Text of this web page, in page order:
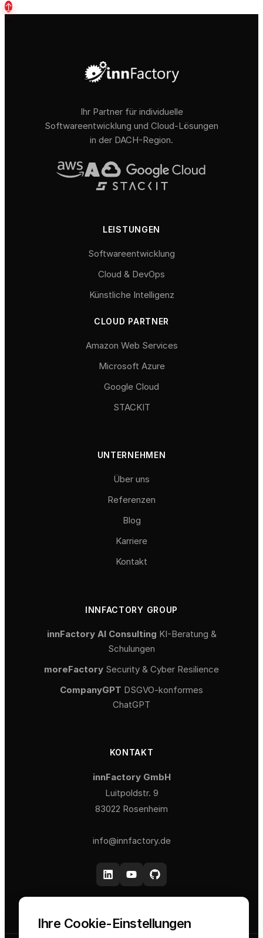
↑
Ihre Cookie-Einstellungen
Ihr Partner für individuelle
Softwareentwicklung und Cloud-Lösungen
in der DACH-Region.
LEISTUNGEN
Softwareentwicklung
Cloud & DevOps
Künstliche Intelligenz
CLOUD PARTNER
Amazon Web Services
Microsoft Azure
Google Cloud
STACKIT
UNTERNEHMEN
Über uns
Referenzen
Blog
Karriere
Kontakt
INNFACTORY GROUP
innFactory AI Consulting KI-Beratung &
Schulungen
moreFactory Security & Cyber Resilience
CompanyGPT DSGVO-konformes
ChatGPT
KONTAKT
innFactory GmbH
Luitpoldstr. 9
83022 Rosenheim
info@innfactory.de